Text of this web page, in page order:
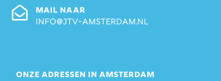
MAIL NAAR
info@jtv-amsterdam.nl
ONZE ADRESSEN IN AMSTERDAM